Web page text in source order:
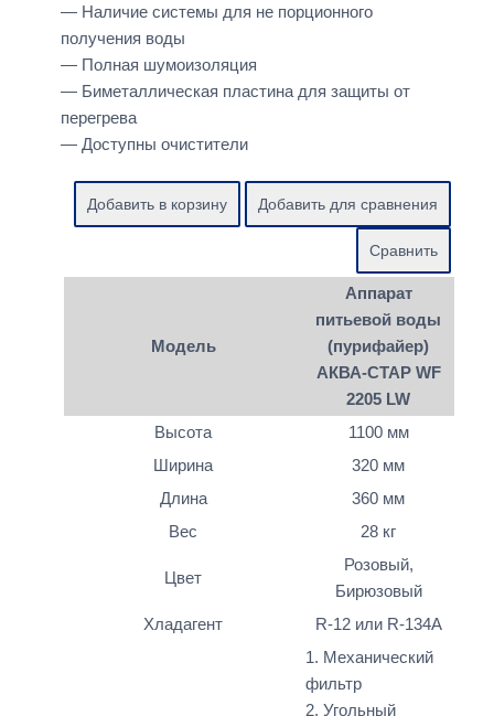
— Наличие системы для не порционного
получения воды
— Полная шумоизоляция
— Биметаллическая пластина для защиты от
перегрева
— Доступны очистители
Модель
Аппарат
питьевой воды
(пурифайер)
АКВА-СТАР WF
2205 LW
Высота
1100 мм
Ширина
320 мм
Длина
360 мм
Вес
28 кг
Цвет
Розовый,
Бирюзовый
Хладагент
R-12 или R-134A
1. Механический
фильтр
2. Угольный